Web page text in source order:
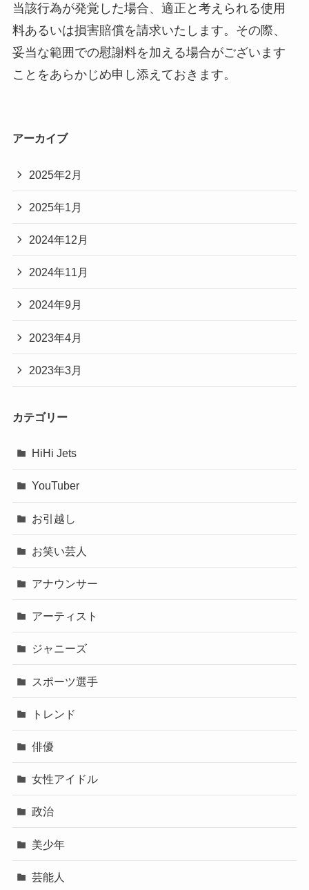
当該行為が発覚した場合、適正と考えられる使用
料あるいは損害賠償を請求いたします。その際、
妥当な範囲での慰謝料を加える場合がございます
ことをあらかじめ申し添えておきます。
アーカイブ
2025年2月
2025年1月
2024年12月
2024年11月
2024年9月
2023年4月
2023年3月
カテゴリー
HiHi Jets
YouTuber
お引越し
お笑い芸人
アナウンサー
アーティスト
ジャニーズ
スポーツ選手
トレンド
俳優
女性アイドル
政治
美少年
芸能人